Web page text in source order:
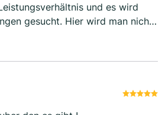
und es wird
gesucht. Hier wird man nicht